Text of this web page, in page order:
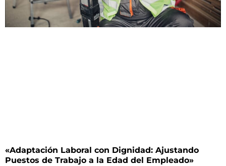
«Adaptación Laboral con Dignidad: Ajustando
Puestos de Trabajo a la Edad del Empleado»